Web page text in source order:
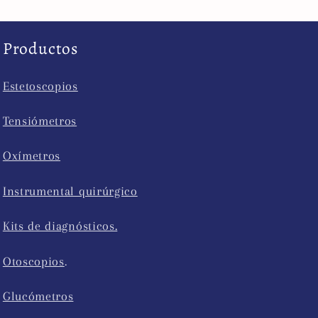
Productos
Estetoscopios
Tensiómetros
Oxímetros
Instrumental quirúrgico
Kits de diagnósticos.
Otoscopios.
Glucómetros